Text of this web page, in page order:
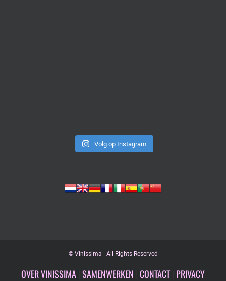
Volg op Instagram
© Vinissima | All Rights Reserved
OVER VINISSIMA SAMENWERKEN CONTACT| PRIVACY